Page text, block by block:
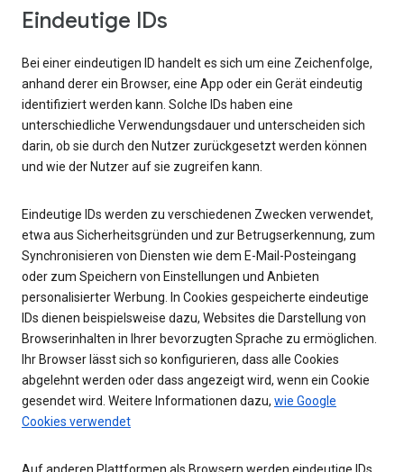
Eindeutige IDs
Bei einer eindeutigen ID handelt es sich um eine Zeichenfolge,
anhand derer ein Browser, eine App oder ein Gerät eindeutig
identifiziert werden kann. Solche IDs haben eine
unterschiedliche Verwendungsdauer und unterscheiden sich
darin, ob sie durch den Nutzer zurückgesetzt werden können
und wie der Nutzer auf sie zugreifen kann.
Eindeutige IDs werden zu verschiedenen Zwecken verwendet,
etwa aus Sicherheitsgründen und zur Betrugserkennung, zum
Synchronisieren von Diensten wie dem E-Mail-Posteingang
oder zum Speichern von Einstellungen und Anbieten
personalisierter Werbung. In Cookies gespeicherte eindeutige
IDs dienen beispielsweise dazu, Websites die Darstellung von
Browserinhalten in Ihrer bevorzugten Sprache zu ermöglichen.
Ihr Browser lässt sich so konfigurieren, dass alle Cookies
abgelehnt werden oder dass angezeigt wird, wenn ein Cookie
gesendet wird. Weitere Informationen dazu, wie Google
Cookies verwendet